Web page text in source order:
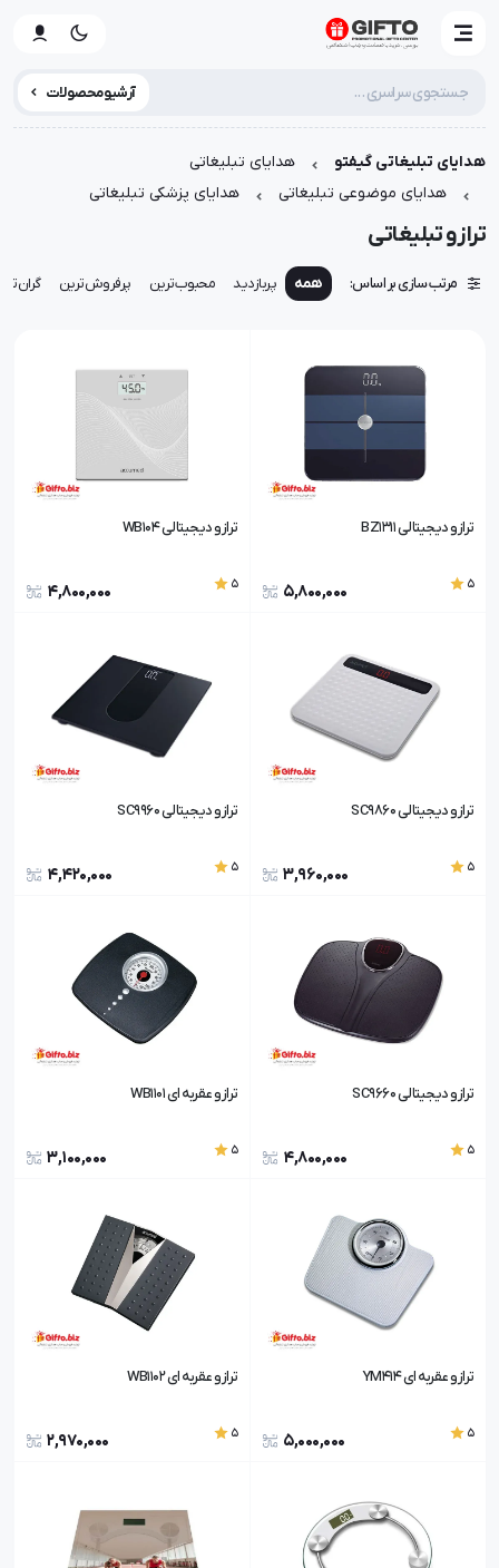
آرشیو محصولات
هدایای تبلیغاتی گیفتو
هدایای تبلیغاتی
هدایای موضوعی تبلیغاتی
هدایای پزشکی تبلیغاتی
ترازو تبلیغاتی
مرتب سازی بر اساس: همه پربازدید محبوب‌ترین پرفروش‌ترین
ترازو دیجیتالی BZ1311
5
5,800,000
ترازو دیجیتالی WB104
5
4,800,000
ترازو دیجیتالی SC9860
5
3,960,000
ترازو دیجیتالی SC9960
5
4,420,000
ترازو دیجیتالی SC9660
5
4,800,000
ترازو عقربه ای WB1101
5
3,100,000
ترازو عقربه ای YM414
5
5,000,000
ترازو عقربه ای WB1102
5
2,970,000